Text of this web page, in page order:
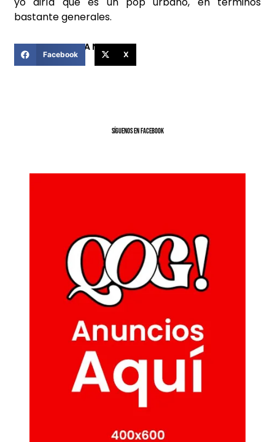
bastante generales.
COMPARTIR ESTA NOTICIA
Facebook X
SíGUENOS EN FACEBOOK